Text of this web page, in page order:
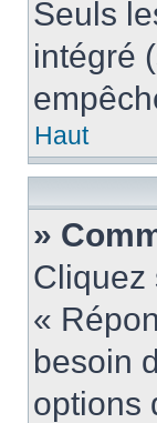
Seuls
intégré
Haut
»
Cliquez
«
besoin
options